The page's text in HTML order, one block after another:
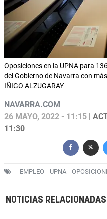
Oposiciones en la UPNA para
del Gobierno de Navarra con
IÑIGO ALZUGARAY
NAVARRA.COM
26 MAYO, 2022 - 11:15 |
11:30
EMPLEO UPNA
NOTICIAS RELACIONADAS